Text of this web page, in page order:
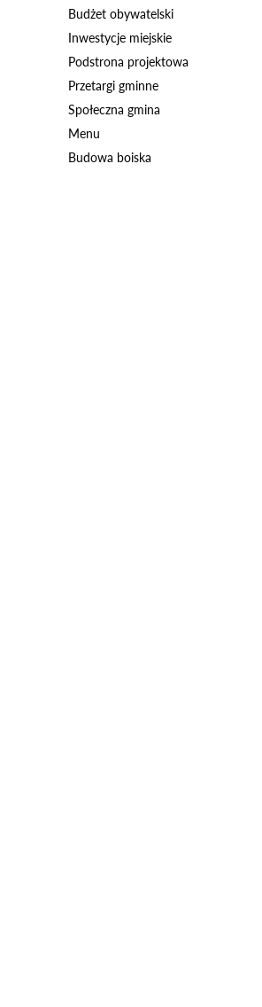
Budżet obywatelski
Inwestycje miejskie
Podstrona projektowa
Przetargi gminne
Społeczna gmina
Menu
Budowa boiska